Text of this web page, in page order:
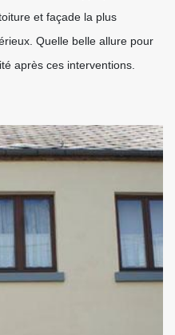
et façade la plus
Quelle belle allure pour
après ces interventions.